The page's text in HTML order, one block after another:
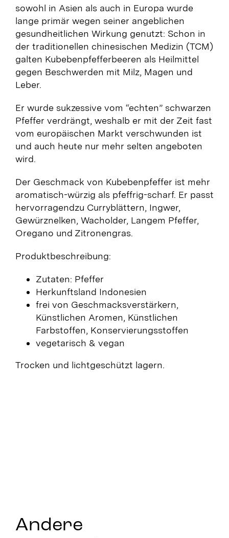
sowohl in Asien als auch in Europa wurde
lange primär wegen seiner angeblichen
gesundheitlichen Wirkung genutzt: Schon in
der traditionellen chinesischen Medizin (TCM)
galten Kubebenpfefferbeeren als Heilmittel
gegen Beschwerden mit Milz, Magen und
Leber.
Er wurde sukzessive vom “echten” schwarzen
Pfeffer verdrängt, weshalb er mit der Zeit fast
vom europäischen Markt verschwunden ist
und auch heute nur mehr selten angeboten
wird.
Der Geschmack von Kubebenpfeffer ist mehr
aromatisch-würzig als pfeffrig-scharf. Er passt
hervorragendzu Curryblättern, Ingwer,
Gewürznelken, Wacholder, Langem Pfeffer,
Oregano und Zitronengras.
Produktbeschreibung:
Zutaten: Pfeffer
Herkunftsland Indonesien
frei von Geschmacksverstärkern,
Künstlichen Aromen, Künstlichen
Farbstoffen, Konservierungsstoffen
vegetarisch & vegan
Trocken und lichtgeschützt lagern.
Andere